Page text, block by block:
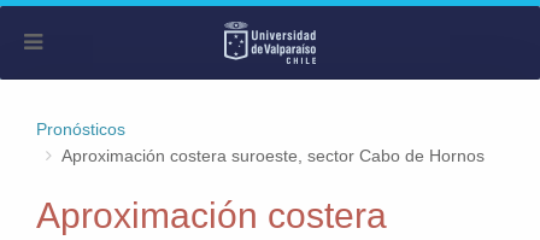
Pronósticos
Aproximación costera suroeste, sector Cabo de Hornos
Aproximación costera